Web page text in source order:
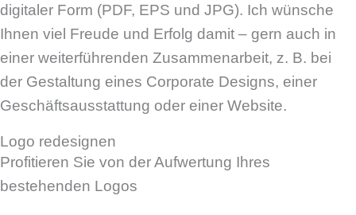
digitaler Form (PDF, EPS und JPG). Ich wünsche
Ihnen viel Freude und Erfolg damit – gern auch in
einer weiterführenden Zusammenarbeit, z. B. bei
der Gestaltung eines Corporate Designs, einer
Geschäftsausstattung oder einer Website.
Logo redesignen
Profitieren Sie von der Aufwertung Ihres
bestehenden Logos